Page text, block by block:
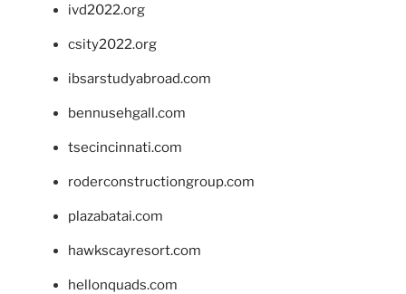
ivd2022.org
csity2022.org
ibsarstudyabroad.com
bennusehgall.com
tsecincinnati.com
roderconstructiongroup.com
plazabatai.com
hawkscayresort.com
hellonquads.com